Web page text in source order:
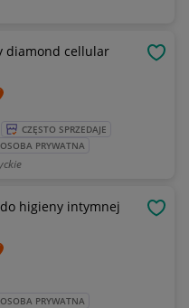
diamond cellular
CZĘSTO SPRZEDAJE
PRYWATNA
higieny intymnej
PRYWATNA